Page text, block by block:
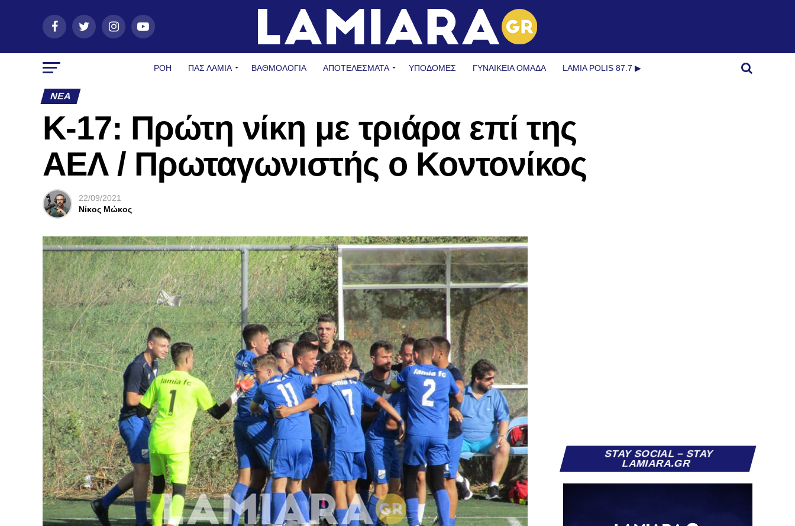
ΡΟΗ ΠΑΣ ΛΑΜΊΑ ΒΑΘΜΟΛΟΓΙΑ ΑΠΟΤΕΛΕΣΜΑΤΑ ΥΠΟΔΟΜΈΣ ΓΥΝΑΙΚΕΊΑ ΟΜΆΔΑ LAMIA POLIS 87.7 ▶︎
ΝΈΑ
Κ-17: Πρώτη νίκη με τριάρα επί της
ΑΕΛ / Πρωταγωνιστής ο Κοντονίκος
22/09/2021
Νίκος Μώκος
STAY SOCIAL – STAY
LAMIARA.GR